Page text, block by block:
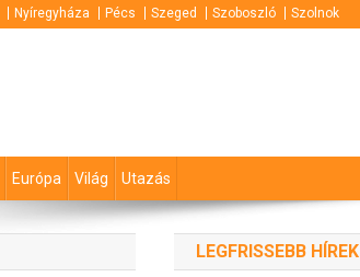
Nyíregyháza Pécs Szeged Szoboszló Szolnok
Európa Világ Utazás
LEGFRISSEBB HÍREK